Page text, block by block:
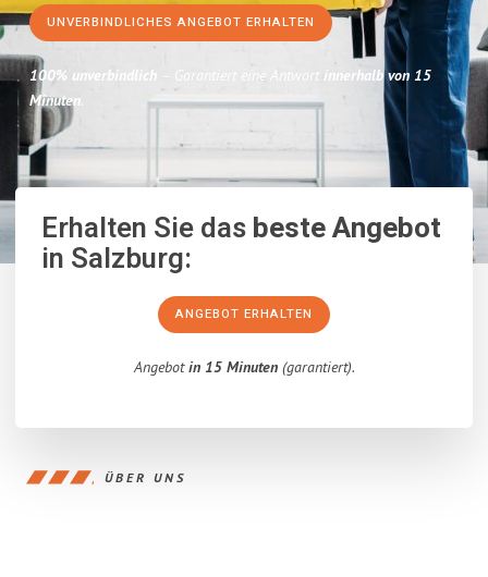
UNVERBINDLICHES ANGEBOT ERHALTEN
100% unverbindlich – Garantiert eine Antwort innerhalb von 15
Minuten.
Erhalten Sie dasbeste Angebot
in Salzburg:
ANGEBOT ERHALTEN
Angebotin 15 Minuten(garantiert).
ÜBER UNS